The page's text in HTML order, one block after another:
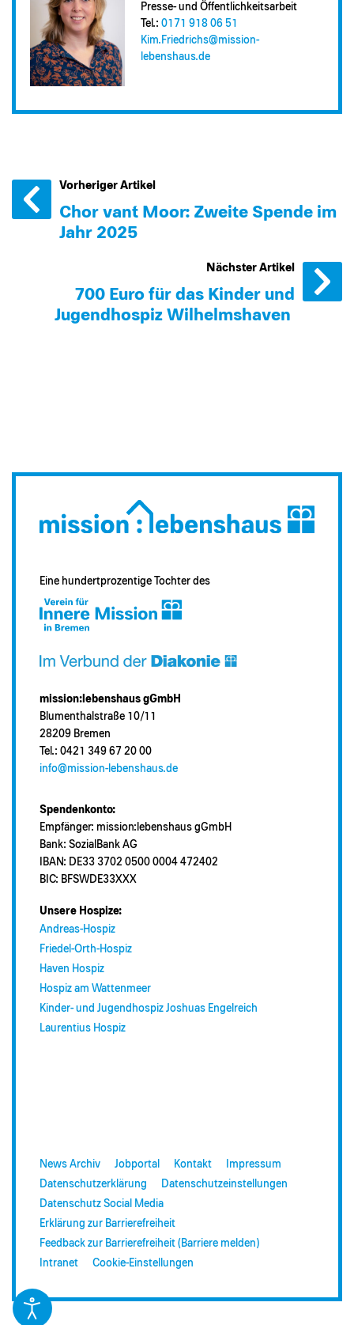
Presse- und Öffentlichkeitsarbeit
Tel.: 0171 918 06 51
Kim.Friedrichs@​mission-
lebenshaus.de
Vorheriger Artikel
Chor van´t Moor: Zweite Spende im
Jahr 2025
Nächster Artikel
700 Euro für das Kinder und
Jugendhospiz Wilhelmshaven
Eine hundertprozentige Tochter des
mission:lebenshaus gGmbH
Blumenthalstraße 10/11
28209 Bremen
Tel.: 0421 349 67 20 00
info@mission-lebenshaus.de
Spendenkonto:
Empfänger: mission:lebenshaus gGmbH
Bank: SozialBank AG
IBAN: DE33 3702 0500 0004 472402
BIC: BFSWDE33XXX
Unsere Hospize:
Andreas-Hospiz
Friedel-Orth-Hospiz
Haven Hospiz
Hospiz am Wattenmeer
Kinder- und Jugendhospiz Joshuas Engelreich
Laurentius Hospiz
News Archiv Jobportal Kontakt
Impressum
Datenschutzerklärung
Datenschutzeinstellungen
Datenschutz Social Media
Erklärung zur Barrierefreiheit
Feedback zur Barrierefreiheit (Barriere melden)
Intranet
Cookie-Einstellungen